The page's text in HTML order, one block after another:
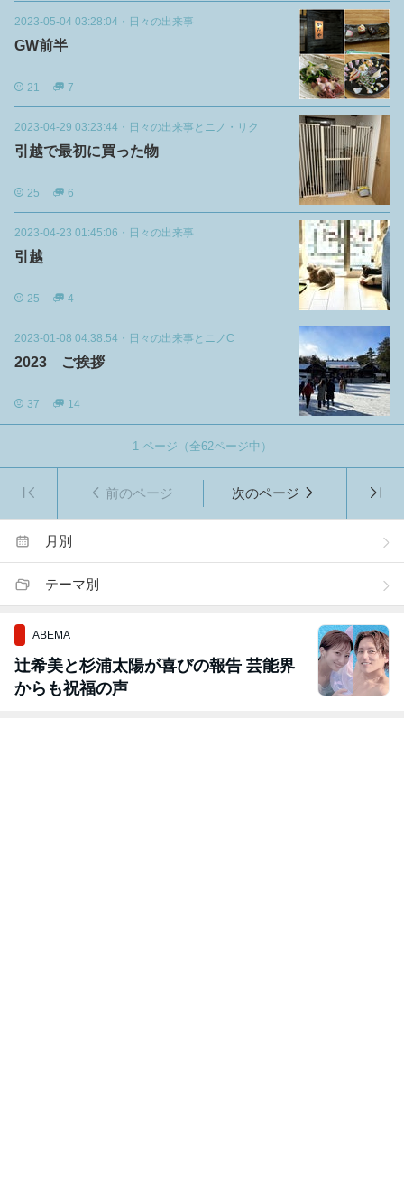
2023-05-04 03:28:04 ・ 日々の出来事
GW前半
21 7
2023-04-29 03:23:44 ・ 日々の出来事とニノ・リク
引越で最初に買った物
25 6
2023-04-23 01:45:06 ・ 日々の出来事
引越
25 4
2023-01-08 04:38:54 ・ 日々の出来事とニノC
2023 ご挨拶
37 14
1ページ（全62ページ中）
前のページ 次のページ
月別
テーマ別
ABEMA
辻希美と杉浦太陽が喜びの報告 芸能界
からも祝福の声